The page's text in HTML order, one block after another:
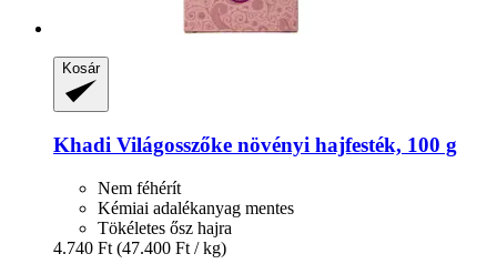
Kosár
Khadi Világosszőke növényi hajfesték, 100 g
Nem féhérít
Kémiai adalékanyag mentes
Tökéletes ősz hajra
4.740 Ft (47.400 Ft / kg)